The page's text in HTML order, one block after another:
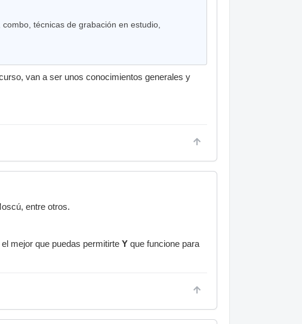
técnicas de grabación en estudio,
van a ser unos conocimientos generales y
entre otros.
mejor que puedas permitirte Y que funcione para